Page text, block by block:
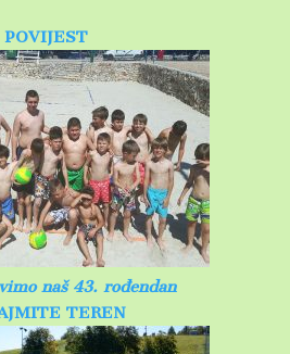
POVIJEST
naš 43. rođendan
TEREN